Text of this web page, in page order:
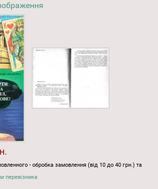
- обробка замовлення (від 10 до 40 грн.) та
перевізника